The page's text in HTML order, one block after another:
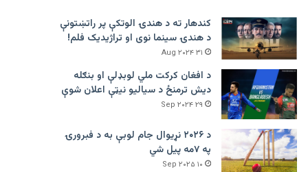
کندهار ته د هندۍ الوتکې پر راتښتونې
د هندۍ سینما نوی او تراژيديک فلم!
۳۱ Aug ۲۰۲۴
د افغان کرکت ملي لوبډلې او بنګله
دیش ترمنځ د سیالیو نیټې اعلان شوې
۲۹ Sep ۲۰۲۴
د ۲۰۲۶ نړیوال جام لوبې به د فبرورۍ
په ۷مه پیل شي
۱۰ Sep ۲۰۲۵